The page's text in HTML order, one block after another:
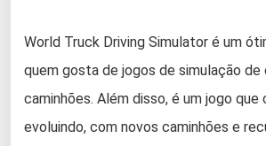
World Truck Driving Simulator é um
quem gosta de jogos de simulação de
caminhões. Além disso, é um jogo que
evoluindo, com novos caminhões e